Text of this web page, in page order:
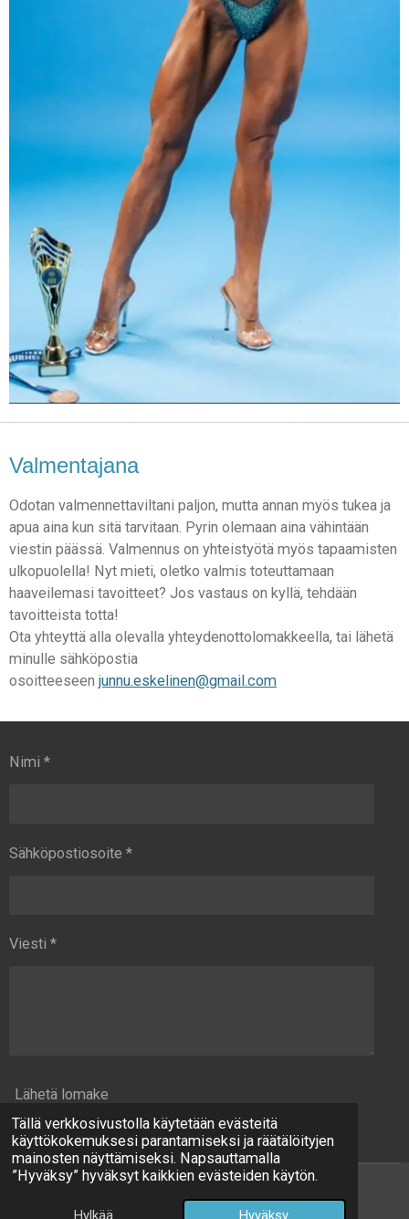
Tällä verkkosivustolla käytetään evästeitä
käyttökokemuksesi parantamiseksi ja räätälöityjen
mainosten näyttämiseksi. Napsauttamalla
”Hyväksy” hyväksyt kaikkien evästeiden käytön.
Hylkää Hyväksy
Valmentajana
Odotan valmennettaviltani paljon, mutta annan myös tukea ja
apua aina kun sitä tarvitaan. Pyrin olemaan aina vähintään
viestin päässä. Valmennus on yhteistyötä myös tapaamisten
ulkopuolella! Nyt mieti, oletko valmis toteuttamaan
haaveilemasi tavoitteet? Jos vastaus on kyllä, tehdään
tavoitteista totta!
Ota yhteyttä alla olevalla yhteydenottolomakkeella, tai lähetä
minulle sähköpostia
osoitteeseen junnu.eskelinen@gmail.com
Nimi *
Sähköpostiosoite *
Viesti *
Lähetä lomake
Palvelun tarjoaaWebador